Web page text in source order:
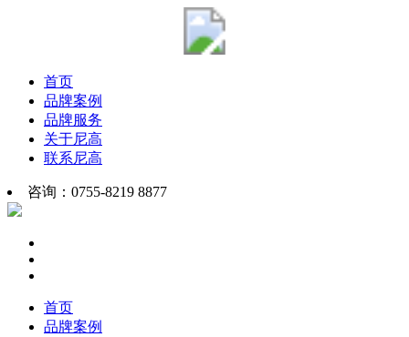
首页
品牌案例
品牌服务
关于尼高
联系尼高
咨询：0755-8219 8877
首页
品牌案例